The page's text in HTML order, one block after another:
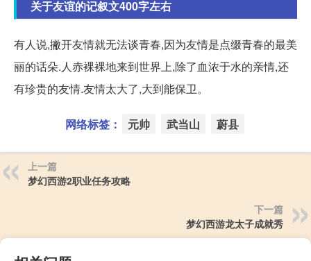
关于友谊的记叙文400字左右
有人说,撇开友情就无法谈青春,因为友情是点缀青春的最美
丽的话朵.人赤裸裸地来到世界上,除了血浓于水的亲情,还
有珍贵的友情.友情太大了,大到能保卫。
网络标签： 元帅 武当山 蔚县
上一篇
梦幻西游2职业任务攻略
下一篇
梦幻西游龙太子成就秀